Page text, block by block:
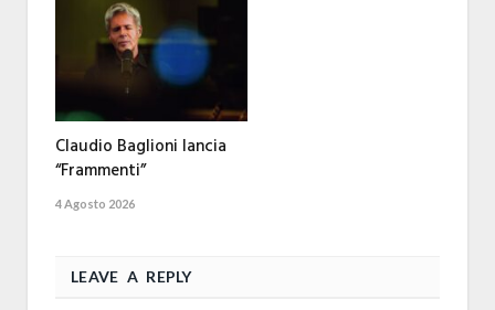
Claudio Baglioni lancia
“Frammenti”
4 Agosto 2026
LEAVE A REPLY